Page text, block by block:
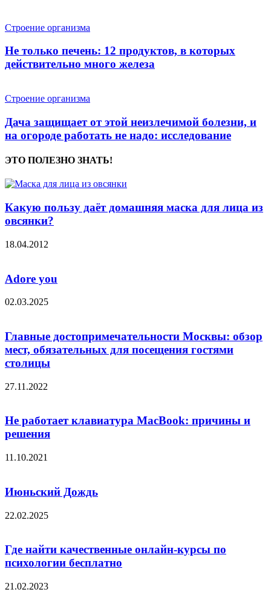
Строение организма
Не только печень: 12 продуктов, в которых
действительно много железа
Строение организма
Дача защищает от этой неизлечимой болезни, и
на огороде работать не надо: исследование
ЭТО ПОЛЕЗНО ЗНАТЬ!
Какую пользу даёт домашняя маска для лица из
овсянки?
18.04.2012
Adore you
02.03.2025
Главные достопримечательности Москвы: обзор
мест, обязательных для посещения гостями
столицы
27.11.2022
Не работает клавиатура MacBook: причины и
решения
11.10.2021
Июньский Дождь
22.02.2025
Где найти качественные онлайн-курсы по
психологии бесплатно
21.02.2023